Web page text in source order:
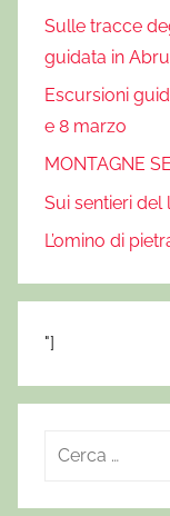
Sulle tracce
guidata in
Escursioni
e 8 marzo
MONTAGNE
Sui sentieri del
L’omino di
"]
c